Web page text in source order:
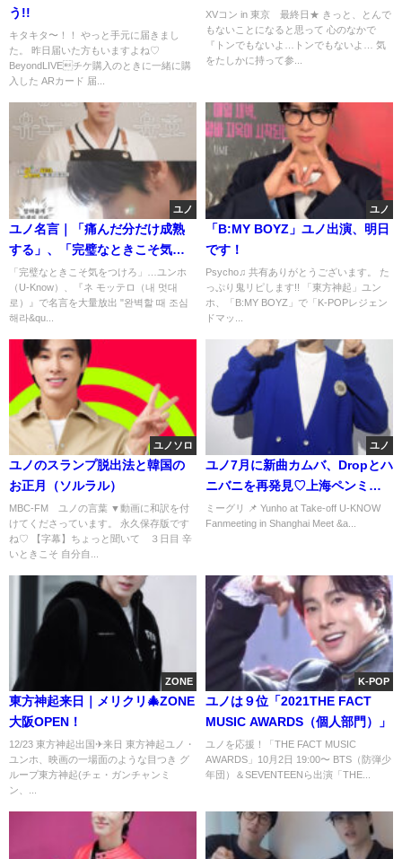
う!!
キタキタ〜！！ やっと手元に届きまし
た。 昨日届いた方もいますよね♡
BeyondLIVEチケ購入のときに一緒に購
入した ARカード 届...
XVコン in 東京 最終日★ きっと、とんで
もないことになると思って 心のなかで
『トンでもないよ…トンでもないよ… 気
をたしかに持って参...
ユノ
ユノ名言｜「痛んだ分だけ成熟
する」、「完璧なときこそ気を
つけろ」
「完璧なときこそ気をつけろ」…ユンホ
（U-Know）、『ネ モッテロ（내 멋대
로）』で名言を大量放出 "완벽할 때 조심
해라&qu...
ユノ
「B:MY BOYZ」ユノ出演、明日
です！
Psycho♫ 共有ありがとうございます。 た
っぷり鬼リピします!! 「東方神起」ユン
ホ、「B:MY BOYZ」で「K-POPレジェン
ドマッ...
ユノソロ
ユノのスランプ脱出法と韓国の
お正月（ソルラル）
MBC-FM ユノの言葉 ▼動画に和訳を付
けてくださっています。 永久保存版です
ね♡ 【字幕】ちょっと聞いて ３日目 辛
いときこそ 自分自...
ユノ
ユノ7月に新曲カムバ、Dropとハ
ニバニを再発見♡上海ペンミ
_260315
ミーグリ 📌 Yunho at Take-off U-KNOW
Fanmeeting in Shanghai Meet &a...
ZONE
東方神起来日｜メリクリ🎄ZONE
大阪OPEN！
12/23 東方神起出国✈来日 東方神起ユノ・
ユンホ、映画の一場面のような目つき グ
ループ東方神起(チェ・ガンチャンミ
ン、...
K-POP
ユノは９位「2021THE FACT
MUSIC AWARDS（個人部門）」
ユノを応援！「THE FACT MUSIC
AWARDS」10月2日 19:00〜 BTS（防弾少
年団）＆SEVENTEENら出演「THE...